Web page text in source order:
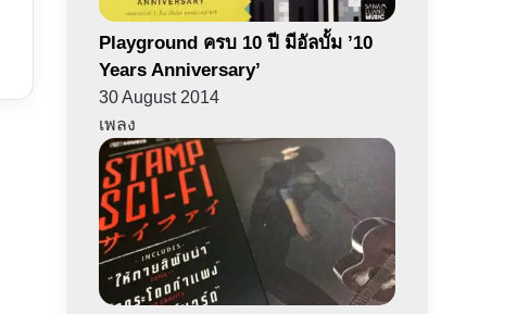
Playground ครบ 10 ปี มีอัลบั้ม ’10
Years Anniversary’
30 August 2014
เพลง